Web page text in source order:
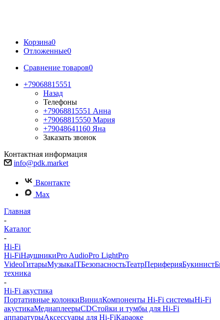
Корзина0
Отложенные0
Сравнение товаров0
+79068815551
Назад
Телефоны
+79068815551 Анна
+79068815550 Мария
+79048641160 Яна
Заказать звонок
Контактная информация
info@pdk.market
Вконтакте
Max
Главная
-
Каталог
-
Hi-Fi
Hi-FiНаушникиPro AudioPro LightPro
VideoГитарыМузыкаITБезопасностьТеатрПериферияБукинист
техника
-
Hi-Fi акустика
Портативные колонкиВинилКомпоненты Hi-Fi системыHi-Fi
акустикаМедиаплеерыCDСтойки и тумбы для Hi-Fi
аппаратурыАксессуары для Hi-FiКараоке